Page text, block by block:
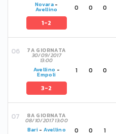
Novara -
Avellino
1-2
0 0 0
7A GIORNATA
30/09/2017
13:00
Avellino -
Empoli
3-2
1 0 0
8A GIORNATA
08/10/2017 13:00
Bari -Avellino 0 0 1